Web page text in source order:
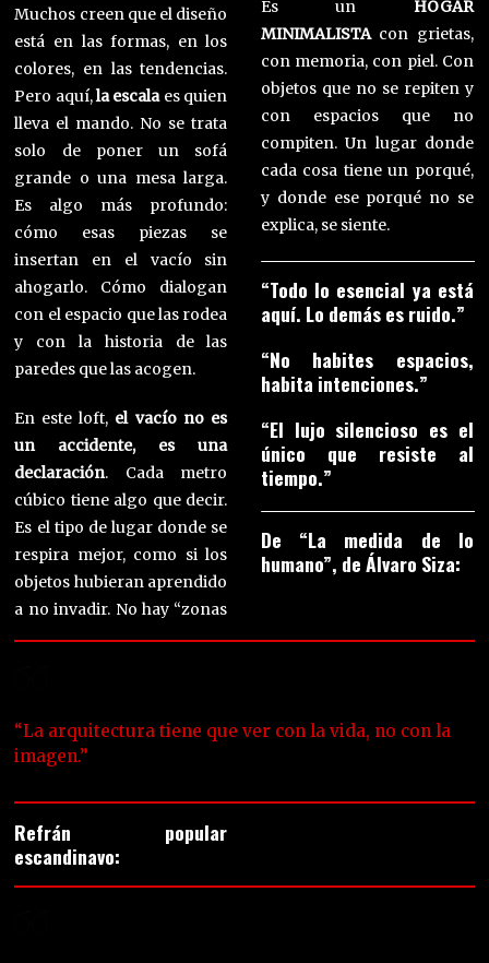
Muchos creen que el diseño
está en las formas, en los
colores, en las tendencias.
Pero aquí,la escalaes quien
lleva el mando. No se trata
solo de poner un sofá
grande o una mesa larga.
Es algo más profundo:
cómo esas piezas se
insertan en el vacío sin
ahogarlo. Cómo dialogan
con el espacio que las rodea
y con la historia de las
paredes que las acogen.
En este loft, el vacío no es
un accidente, es una
declaración. Cada metro
cúbico tiene algo que decir.
Es el tipo de lugar donde se
respira mejor, como si los
objetos hubieran aprendido
a no invadir. No hay “zonas
Es un HOGAR
MINIMALISTAcon grietas,
con memoria, con piel. Con
objetos que no se repiten y
con espacios que no
compiten. Un lugar donde
cada cosa tiene un porqué,
y donde ese porqué no se
explica, se siente.
“Todo lo esencial ya está
aquí. Lo demás es ruido.”
“No habites espacios,
habita intenciones.”
“El lujo silencioso es el
único que resiste al
tiempo.”
De “La medida de lo
humano”, de Álvaro Siza:
“La arquitectura tiene que ver con la vida, no con la
imagen.”
Refrán popular
escandinavo: